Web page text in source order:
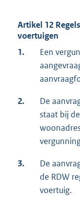
Artikel 12
voertuigen
1.
Een
2.
De
staat bij
3.
De
de RDW
voertuig.